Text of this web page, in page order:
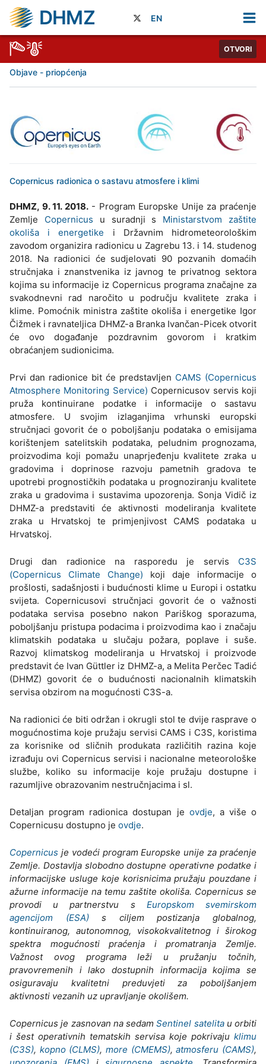
DHMZ EN
OTVORI
Objave - priopćenja
Copernicus radionica o sastavu atmosfere i klimi
DHMZ, 9. 11. 2018.- Program Europske Unije za praćenje
Zemlje Copernicus u suradnji s Ministarstvom zaštite
okoliša i energetike i Državnim hidrometeorološkim
zavodom organizira radionicu u Zagrebu 13. i 14. studenog
2018. Na radionici će sudjelovati 90 pozvanih domaćih
stručnjaka i znanstvenika iz javnog te privatnog sektora
kojima su informacije iz Copernicus programa značajne za
svakodnevni rad naročito u području kvalitete zraka i
klime. Pomoćnik ministra zaštite okoliša i energetike Igor
Čižmek i ravnateljica DHMZ-a Branka Ivančan-Picek otvorit
će ovo događanje pozdravnim govorom i kratkim
obraćanjem sudionicima.
Prvi dan radionice bit će predstavljen CAMS (Copernicus
Atmosphere Monitoring Service) Copernicusov servis koji
pruža kontinuirane podatke i informacije o sastavu
atmosfere. U svojim izlaganjima vrhunski europski
stručnjaci govorit će o poboljšanju podataka o emisijama
korištenjem satelitskih podataka, peludnim prognozama,
proizvodima koji pomažu unaprjeđenju kvalitete zraka u
gradovima i doprinose razvoju pametnih gradova te
upotrebi prognostičkih podataka u prognoziranju kvalitete
zraka u gradovima i sustavima upozorenja. Sonja Vidič iz
DHMZ-a predstaviti će aktivnosti modeliranja kvalitete
zraka u Hrvatskoj te primjenjivost CAMS podataka u
Hrvatskoj.
Drugi dan radionice na rasporedu je servis C3S
(Copernicus Climate Change) koji daje informacije o
prošlosti, sadašnjosti i budućnosti klime u Europi i ostatku
svijeta. Copernicusovi stručnjaci govorit će o važnosti
podataka servisa posebno nakon Pariškog sporazuma,
poboljšanju pristupa podacima i proizvodima kao i značaju
klimatskih podataka u slučaju požara, poplave i suše.
Razvoj klimatskog modeliranja u Hrvatskoj i proizvode
predstavit će Ivan Güttler iz DHMZ-a, a Melita Perčec Tadić
(DHMZ) govorit će o budućnosti nacionalnih klimatskih
servisa obzirom na mogućnosti C3S-a.
Na radionici će biti održan i okrugli stol te dvije rasprave o
mogućnostima koje pružaju servisi CAMS i C3S, koristima
za korisnike od sličnih produkata različitih razina koje
izrađuju ovi Copernicus servisi i nacionalne meteorološke
službe, koliko su informacije koje pružaju dostupne i
razumljive obrazovanim nestručnjacima i sl.
Detaljan program radionica dostupan je ovdje, a više o
Copernicusu dostupno je ovdje.
Copernicus je vodeći program Europske unije za praćenje
Zemlje. Dostavlja slobodno dostupne operativne podatke i
informacijske usluge koje korisnicima pružaju pouzdane i
ažurne informacije na temu zaštite okoliša. Copernicus se
provodi u partnerstvu s Europskom svemirskom
agencijom (ESA)s ciljem postizanja globalnog,
kontinuiranog, autonomnog, visokokvalitetnog i širokog
spektra mogućnosti praćenja i promatranja Zemlje.
Važnost ovog programa leži u pružanju točnih,
pravovremenih i lako dostupnih informacija kojima se
osiguravaju kvalitetni preduvjeti za poboljšanjem
aktivnosti vezanih uz upravljanje okolišem.
Copernicus je zasnovan na sedamSentinel satelitau orbiti
i šest operativnih tematskih servisa koje pokrivaju klimu
(C3S), kopno (CLMS),more (CMEMS),atmosferu (CAMS),